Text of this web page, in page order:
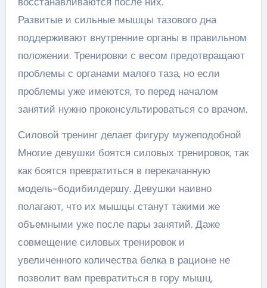
Развитые и сильные мышцы тазового дна
поддерживают внутренние органы в правильном
положении. Тренировки с весом предотвращают
проблемы с органами малого таза, но если
проблемы уже имеются, то перед началом
занятий нужно проконсультироваться со врачом.
Силовой тренинг делает фигуру мужеподобной
Многие девушки боятся силовых тренировок, так
как боятся превратиться в перекачанную
модель-бодибилдершу. Девушки наивно
полагают, что их мышцы станут такими же
объемными уже после пары занятий. Даже
совмещение силовых тренировок и
увеличенного количества белка в рационе не
позволит вам превратиться в гору мышц,